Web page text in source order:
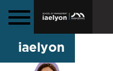
iaelyon